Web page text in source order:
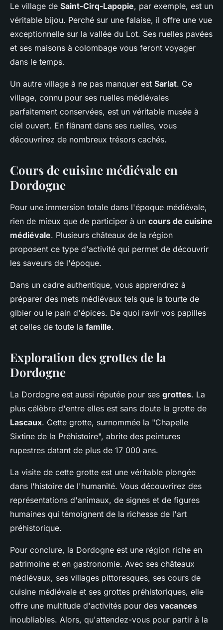
Le village de Saint-Cirq-Lapopie, par exemple, est un
véritable bijou. Perché sur une falaise, il offre une vue
exceptionnelle sur la vallée du Lot. Ses ruelles pavées
et ses maisons à colombage vous feront voyager
dans le temps.
Un autre village à ne pas manquer est Sarlat. Ce
village, connu pour ses ruelles médiévales
parfaitement conservées, est un véritable musée à
ciel ouvert. En flânant dans ses ruelles, vous
découvrirez de nombreux trésors cachés.
Cours de cuisine médiévale en
Dordogne
Pour une immersion totale dans l'époque médiévale,
rien de mieux que de participer à un cours de cuisine
médiévale. Plusieurs châteaux de la région
proposent ce type d'activité qui permet de découvrir
les saveurs de l'époque.
Dans un cadre authentique, vous apprendrez à
préparer des mets médiévaux tels que la tourte de
gibier ou le pain d'épices. De quoi ravir vos papilles
et celles de toute la famille.
Exploration des grottes de la
Dordogne
La Dordogne est aussi réputée pour ses grottes. La
plus célèbre d'entre elles est sans doute la grotte de
Lascaux. Cette grotte, surnommée la "Chapelle
Sixtine de la Préhistoire", abrite des peintures
rupestres datant de plus de 17 000 ans.
La visite de cette grotte est une véritable plongée
dans l'histoire de l'humanité. Vous découvrirez des
représentations d'animaux, de signes et de figures
humaines qui témoignent de la richesse de l'art
préhistorique.
Pour conclure, la Dordogne est une région riche en
patrimoine et en gastronomie. Avec ses châteaux
médiévaux, ses villages pittoresques, ses cours de
cuisine médiévale et ses grottes préhistoriques, elle
offre une multitude d'activités pour des vacances
inoubliables. Alors, qu'attendez-vous pour partir à la